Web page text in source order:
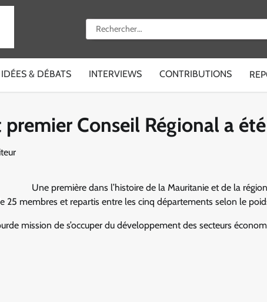
Rechercher :
IDÉES & DÉBATS INTERVIEWS CONTRIBUTIONS
Conseil Régional a
Une première dans l’histoire de la Mauritanie et de la
25 membres et repartis entre les cinq départements selon le
mission de s’occuper du développement des secteurs